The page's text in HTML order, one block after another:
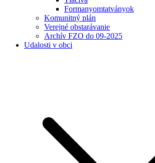
Formanyomtatványok
Komunitný plán
Verejné obstarávanie
Archív FZO do 09-2025
Udalosti v obci